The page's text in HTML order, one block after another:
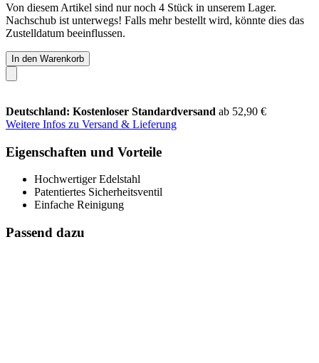
Von diesem Artikel sind nur noch 4 Stück in unserem Lager.
Nachschub ist unterwegs! Falls mehr bestellt wird, könnte dies das
Zustelldatum beeinflussen.
In den Warenkorb
Deutschland: Kostenloser Standardversand ab 52,90 €
Weitere Infos zu Versand & Lieferung
Eigenschaften und Vorteile
Hochwertiger Edelstahl
Patentiertes Sicherheitsventil
Einfache Reinigung
Passend dazu